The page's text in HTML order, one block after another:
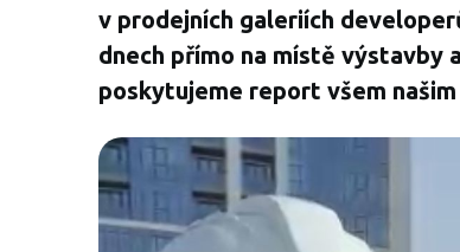
v prodejních galeriích
dnech přímo na místě výstavby
poskytujeme report všem